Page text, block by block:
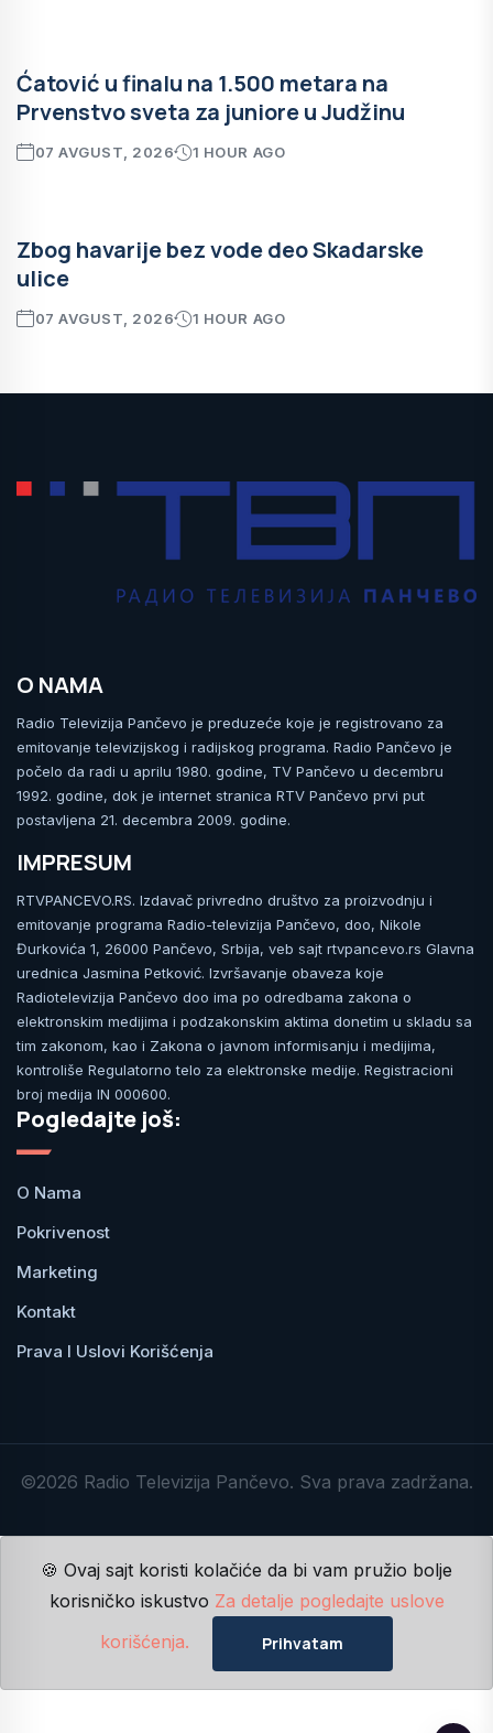
Ćatović u finalu na 1.500 metara na
Prvenstvo sveta za juniore u Judžinu
07 AVGUST, 2026 1 HOUR AGO
Zbog havarije bez vode deo Skadarske
ulice
07 AVGUST, 2026 1 HOUR AGO
O NAMA
Radio Televizija Pančevo je preduzeće koje je registrovano za
emitovanje televizijskog i radijskog programa. Radio Pančevo je
počelo da radi u aprilu 1980. godine, TV Pančevo u decembru
1992. godine, dok je internet stranica RTV Pančevo prvi put
postavljena 21. decembra 2009. godine.
IMPRESUM
RTVPANCEVO.RS. Izdavač privredno društvo za proizvodnju i
emitovanje programa Radio-televizija Pančevo, doo, Nikole
Đurkovića 1, 26000 Pančevo, Srbija, veb sajt rtvpancevo.rs Glavna
urednica Jasmina Petković. Izvršavanje obaveza koje
Radiotelevizija Pančevo doo ima po odredbama zakona o
elektronskim medijima i podzakonskim aktima donetim u skladu sa
tim zakonom, kao i Zakona o javnom informisanju i medijima,
kontroliše Regulatorno telo za elektronske medije. Registracioni
broj medija IN 000600.
Pogledajte još:
O Nama
Pokrivenost
Marketing
Kontakt
Prava I Uslovi Korišćenja
©2026 Radio Televizija Pančevo. Sva prava zadržana.
🍪 Ovaj sajt koristi kolačiće da bi vam pružio bolje
korisničko iskustvo Za detalje pogledajte uslove
korišćenja.
Prihvatam